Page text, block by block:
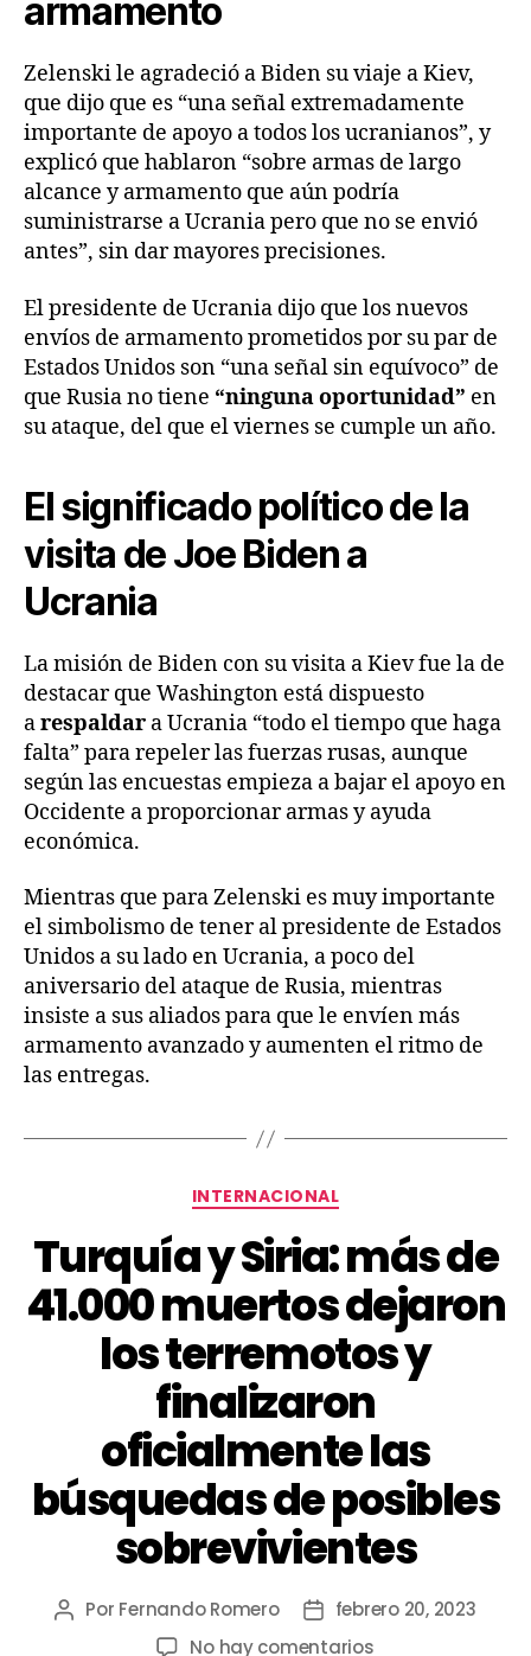
armamento
Zelenski le agradeció a Biden su viaje a Kiev,
que dijo que es “una señal extremadamente
importante de apoyo a todos los ucranianos”, y
explicó que hablaron “sobre armas de largo
alcance y armamento que aún podría
suministrarse a Ucrania pero que no se envió
antes”, sin dar mayores precisiones.
El presidente de Ucrania dijo que los nuevos
envíos de armamento prometidos por su par de
Estados Unidos son “una señal sin equívoco” de
que Rusia no tiene “ninguna oportunidad” en
su ataque, del que el viernes se cumple un año.
El significado político de la
visita de Joe Biden a
Ucrania
La misión de Biden con su visita a Kiev fue la de
destacar que Washington está dispuesto
arespaldar a Ucrania “todo el tiempo que haga
falta” para repeler las fuerzas rusas, aunque
según las encuestas empieza a bajar el apoyo en
Occidente a proporcionar armas y ayuda
económica.
Mientras que para Zelenski es muy importante
el simbolismo de tener al presidente de Estados
Unidos a su lado en Ucrania, a poco del
aniversario del ataque de Rusia, mientras
insiste a sus aliados para que le envíen más
armamento avanzado y aumenten el ritmo de
las entregas.
INTERNACIONAL
Turquía y Siria: más de
41.000 muertos dejaron
los terremotos y
finalizaron
oficialmente las
búsquedas de posibles
sobrevivientes
Por Fernando Romero
febrero 20, 2023
No hay comentarios